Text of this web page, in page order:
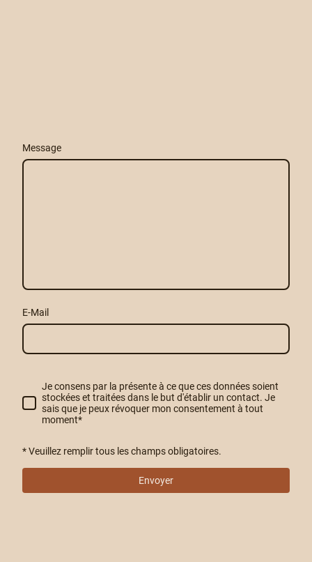
Message
E-Mail
Je consens par la présente à ce que ces données soient
stockées et traitées dans le but d'établir un contact. Je
sais que je peux révoquer mon consentement à tout
moment*
* Veuillez remplir tous les champs obligatoires.
Envoyer